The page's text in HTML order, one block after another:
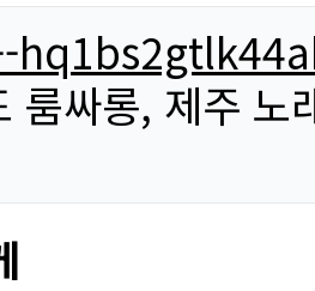
룸싸롱, 제주 노